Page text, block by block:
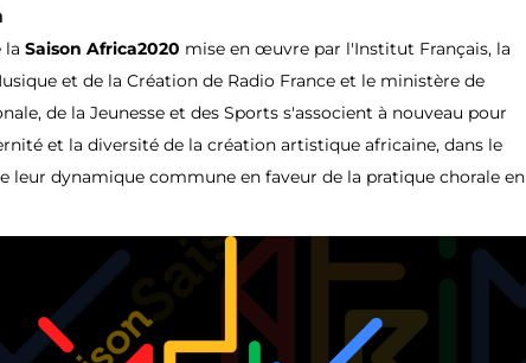
la Saison Africa2020 mise en œuvre par l'Institut Français, la
et de la Création de Radio France et le ministère de
de la Jeunesse et des Sports s'associent à nouveau pour
et la diversité de la création artistique africaine, dans le
leur dynamique commune en faveur de la pratique chorale en